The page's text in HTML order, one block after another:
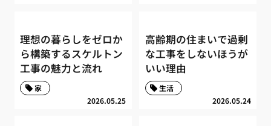
理想の暮らしをゼロか
ら構築するスケルトン
工事の魅力と流れ
2026.05.25
家
高齢期の住まいで過剰
な工事をしないほうが
いい理由
2026.05.24
生活